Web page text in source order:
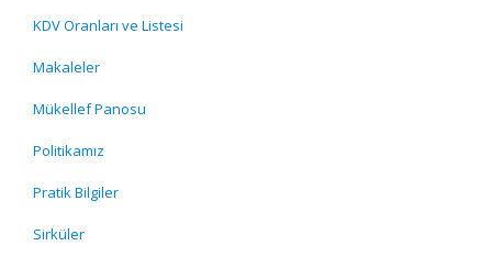
KDV Oranları ve Listesi
Makaleler
Mükellef Panosu
Politikamız
Pratik Bilgiler
Sirküler